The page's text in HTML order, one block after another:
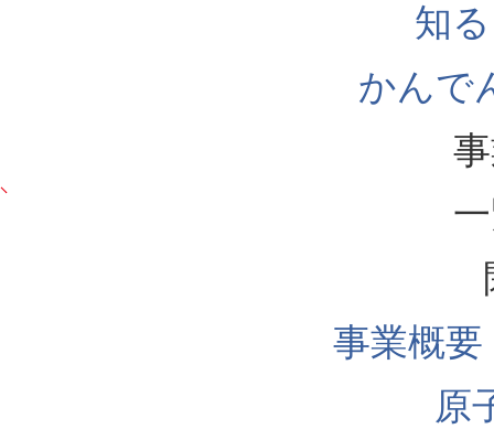
知
かんで
事業概
原